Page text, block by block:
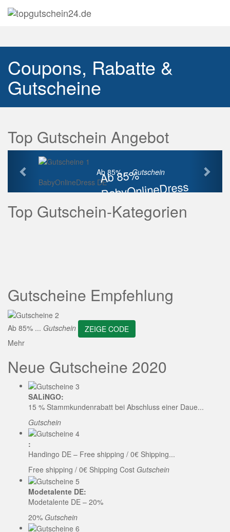
Coupons, Rabatte &
Gutscheine
Top Gutschein Angebot
Ab 85%
BabyOnlineDress
Rabatt
Ab 85% ...Gutschein
BabyOnlineDress DE
Vorherige
Top Gutschein-Kategorien
Gutscheine Empfehlung
Ab 85% ... Gutschein
ZEIGE CODE
Mehr
Neue Gutscheine 2020
SALiNGO:
15 % Stammkundenrabatt bei Abschluss einer Daue...
Gutschein
:
Handingo DE – Free shipping / 0€ Shipping...
Free shipping / 0€ Shipping Cost Gutschein
Modetalente DE:
Modetalente DE – 20%
20% Gutschein